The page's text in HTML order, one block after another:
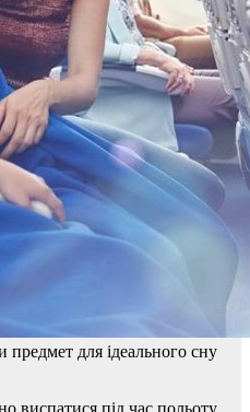
предмет для ідеального сну